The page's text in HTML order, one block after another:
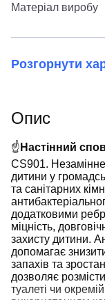
Матеріал виробу
Розгорнути
Опис
☝ Настінний
CS901.
дитини у
та санітарних
додатковими
міцність,
захисту дитини.
допомагає
запахів та
дозволяє
туалеті чи